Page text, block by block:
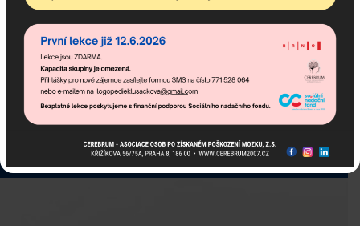
newsletter obsahuje nejaktuálnější nadcházející akce
komunitního centra a dění v asociaci.